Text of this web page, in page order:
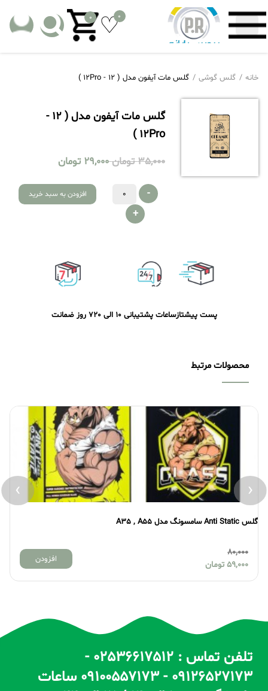
0
0
خانه گلس گوشی گلس مات آیفون مدل ( 12 - 12Pro )
گلس مات آیفون مدل ( 12 -
12Pro )
35,000 تومان 29,000 تومان
-
+
افزودن به سبد خرید
پست پیشتازساعات پشتیبانی 10 الی 20 7 روز ضمانت
محصولات مرتبط
گلس Anti Static سامسونگ مدل A35 , A55
80,000
59,000 تومان
افزودن
‹
›
تلفن تماس : 02536617512 -
09126527173 - 09100557173 ساعات